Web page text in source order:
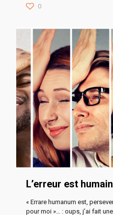
0
L’erreur est
« Errare humanum est,
pour moi »… : oups, j’ai fait